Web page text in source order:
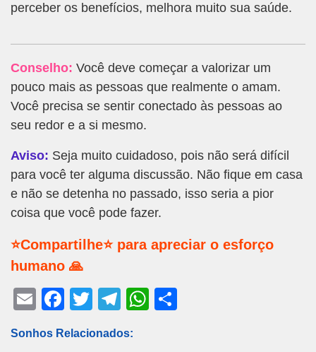
perceber os benefícios, melhora muito sua saúde.
Conselho: Você deve começar a valorizar um
pouco mais as pessoas que realmente o amam.
Você precisa se sentir conectado às pessoas ao
seu redor e a si mesmo.
Aviso: Seja muito cuidadoso, pois não será difícil
para você ter alguma discussão. Não fique em casa
e não se detenha no passado, isso seria a pior
coisa que você pode fazer.
⭐Compartilhe⭐ para apreciar o esforço
humano 🙏
E
ail
F
c
T
tt
T
e
W
Sonhos Relacionados: